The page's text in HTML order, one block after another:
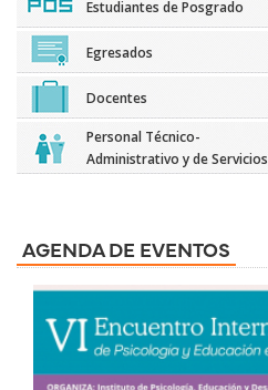
Estudiantes de Posgrado
Egresados
Docentes
Personal Técnico-
Administrativo y de Servicios
AGENDA DE EVENTOS